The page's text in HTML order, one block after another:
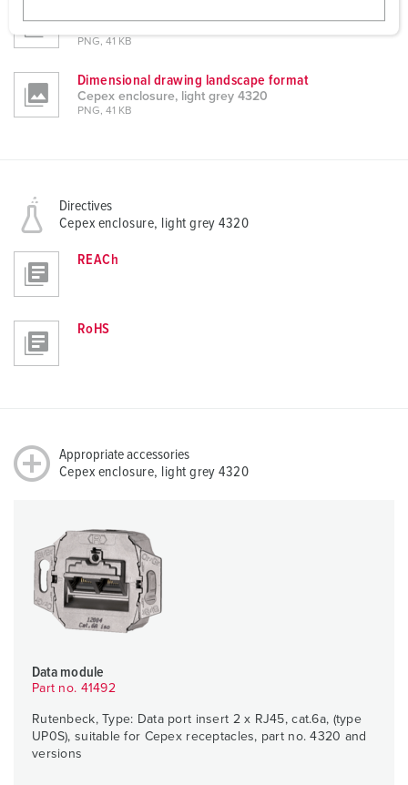
w
a
l
PNG, 41 KB
Dimensional drawing landscape format
Cepex enclosure, light grey 4320
PNG, 41 KB
Directives
Cepex enclosure, light grey 4320
REACh
RoHS
Appropriate accessories
Cepex enclosure, light grey 4320
Data module
Part no. 41492
Rutenbeck, Type: Data port insert 2 x RJ45, cat.6a, (type
UP0S), suitable for Cepex receptacles, part no. 4320 and
versions